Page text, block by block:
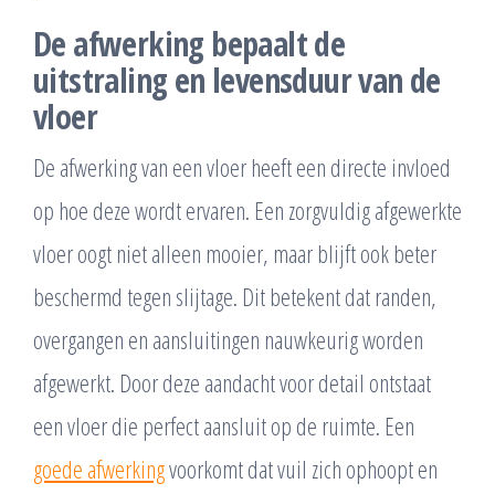
De afwerking bepaalt de
uitstraling en levensduur van de
vloer
De afwerking van een vloer heeft een directe invloed
op hoe deze wordt ervaren. Een zorgvuldig afgewerkte
vloer oogt niet alleen mooier, maar blijft ook beter
beschermd tegen slijtage. Dit betekent dat randen,
overgangen en aansluitingen nauwkeurig worden
afgewerkt. Door deze aandacht voor detail ontstaat
een vloer die perfect aansluit op de ruimte. Een
goede afwerkingvoorkomt dat vuil zich ophoopt en